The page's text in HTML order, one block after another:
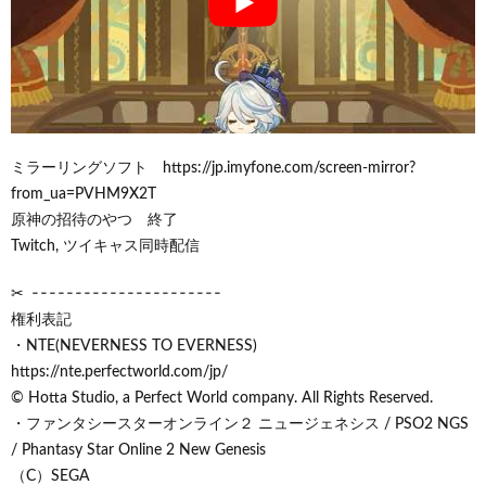
ミラーリングソフト https://jp.imyfone.com/screen-mirror?
from_ua=PVHM9X2T
原神の招待のやつ 終了
Twitch, ツイキャス同時配信
✂ ╶╶╶╶╶╶╶╶╶╶╶╶╶╶╶╶╶╶╶╶╶╶
権利表記
・NTE(NEVERNESS TO EVERNESS)
https://nte.perfectworld.com/jp/
© Hotta Studio, a Perfect World company. All Rights Reserved.
・ファンタシースターオンライン２ ニュージェネシス / PSO2 NGS
/ Phantasy Star Online 2 New Genesis
（C）SEGA